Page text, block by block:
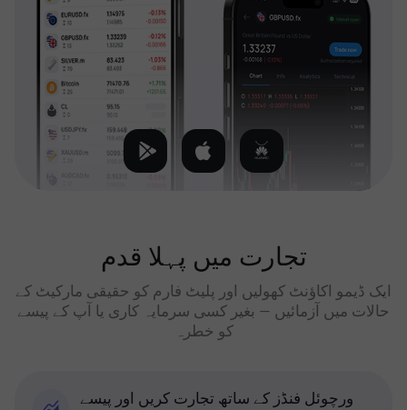
تجارت میں پہلا قدم
ایک ڈیمو اکاؤنٹ کھولیں اور پلیٹ فارم کو حقیقی مارکیٹ کے
حالات میں آزمائیں — بغیر کسی سرمایہ کاری یا آپ کے پیسے
کو خطرہ
ورچوئل فنڈز کے ساتھ تجارت کریں اور پیسے